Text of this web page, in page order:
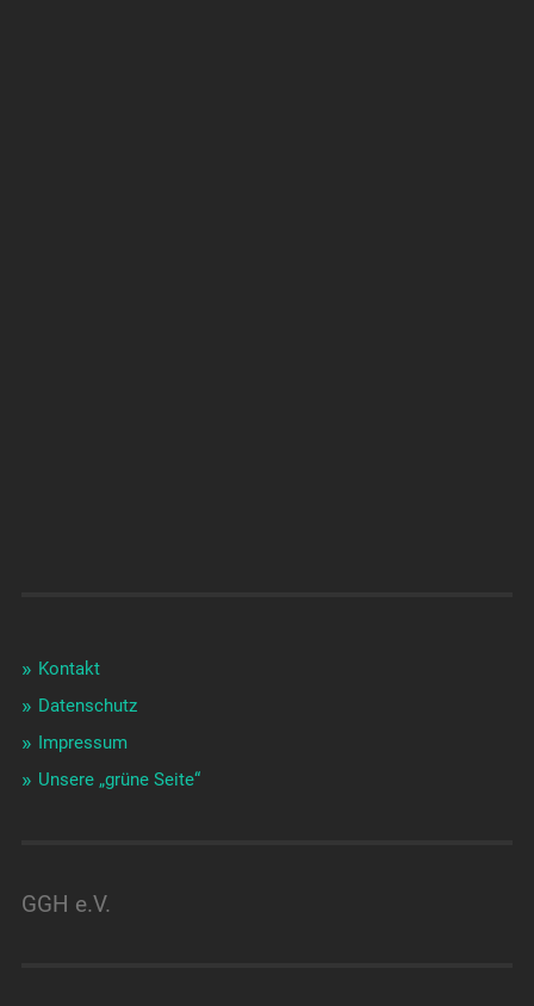
Kontakt
Datenschutz
Impressum
Unsere „grüne Seite“
GGH e.V.